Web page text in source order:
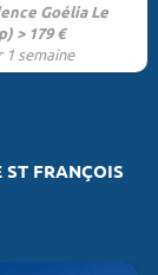
Goélia Le
> 179 €
semaine
FRANÇOIS